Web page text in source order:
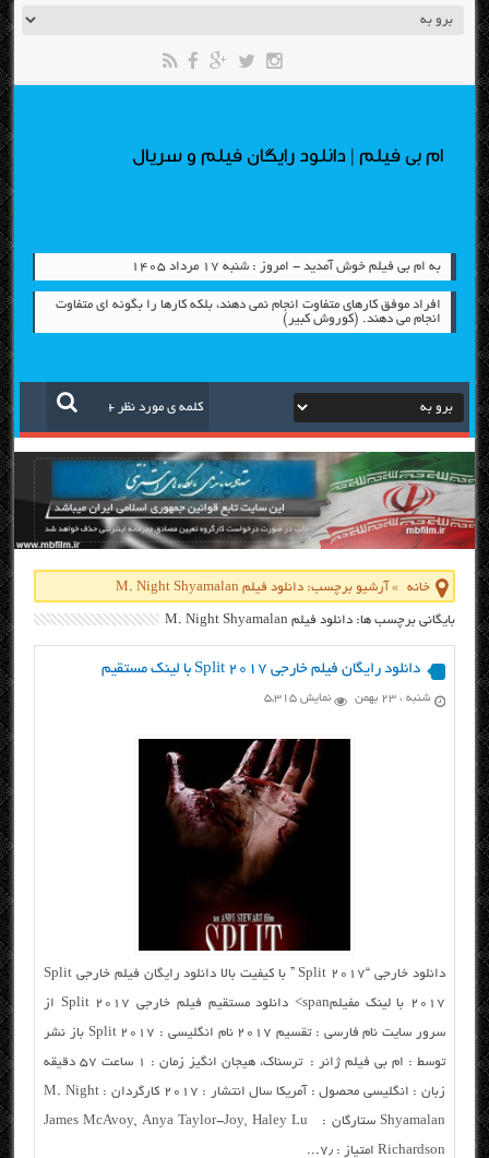
ام بی فیلم | دانلود رایگان فیلم و سریال
به ام بی فیلم خوش آمدید - امروز : شنبه ۱۷ مرداد ۱۴۰۵
افراد موفق کارهای متفاوت انجام نمی دهند، بلکه کارها را بگونه ای متفاوت
انجام می دهند. (کوروش کبیر)
خانه » آرشیو برچسب: دانلود فیلم M. Night Shyamalan
بایگانی برچسب ها: دانلود فیلم M. Night Shyamalan
دانلود رایگان فیلم خارجی Split 2017 با لینک مستقیم
شنبه ، ۲۳ بهمن نمایش 5,315
دانلود خارجی “Split 2017 ” با کیفیت بالا دانلود رایگان فیلم خارجی Split
2017 با لینک مفیلمspan> دانلود مستقیم فیلم خارجی Split 2017 از
سرور سایت نام فارسی : تقسیم ۲۰۱۷ نام انگلیسی : Split 2017 باز نشر
توسط : ام بی فیلم ژانر : ترسناک، هیجان انگیز زمان : ۱ ساعت ۵۷ دقیقه
زبان : انگلیسی محصول : آمریکا سال انتشار : ۲۰۱۷ کارگردان : M. Night
Shyamalan ستارگان : James McAvoy, Anya Taylor-Joy, Haley Lu
Richardson امتیاز : ۷٫...